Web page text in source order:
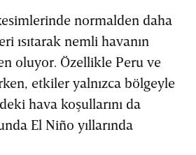
normalden daha
ısıtarak nemli havanın
oluyor. Özellikle Peru ve
etkiler yalnızca bölgeyle
hava koşullarını da
El Niño yıllarında